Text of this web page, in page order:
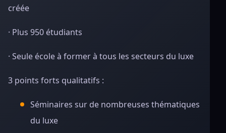
créée
· Plus 950 étudiants
· Seule école à former à tous les secteurs du luxe
3 points forts qualitatifs :
Séminaires sur de nombreuses thématiques
du luxe